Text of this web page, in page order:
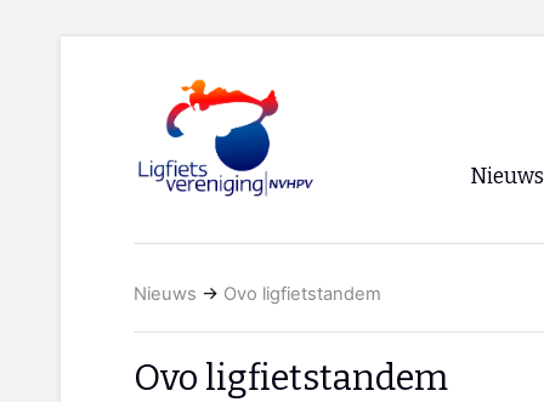
Nieuws
Nieuws → Ovo ligfietstandem
Ovo ligfietstandem